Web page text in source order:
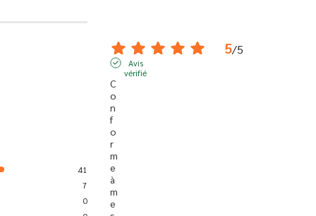
41
7
0
5/5
Avis
vérifié
C
o
n
f
o
r
m
e
à
m
e